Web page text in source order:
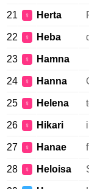
21 ♀ Herta
22 ♀ Heba
23 ♀ Hamna
24 ♀ Hanna
25 ♀ Helena
26 ♀ Hikari
27 ♀ Hanae
28 ♀ Heloisa